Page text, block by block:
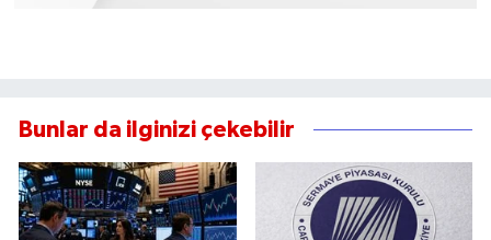
Bunlar da ilginizi çekebilir